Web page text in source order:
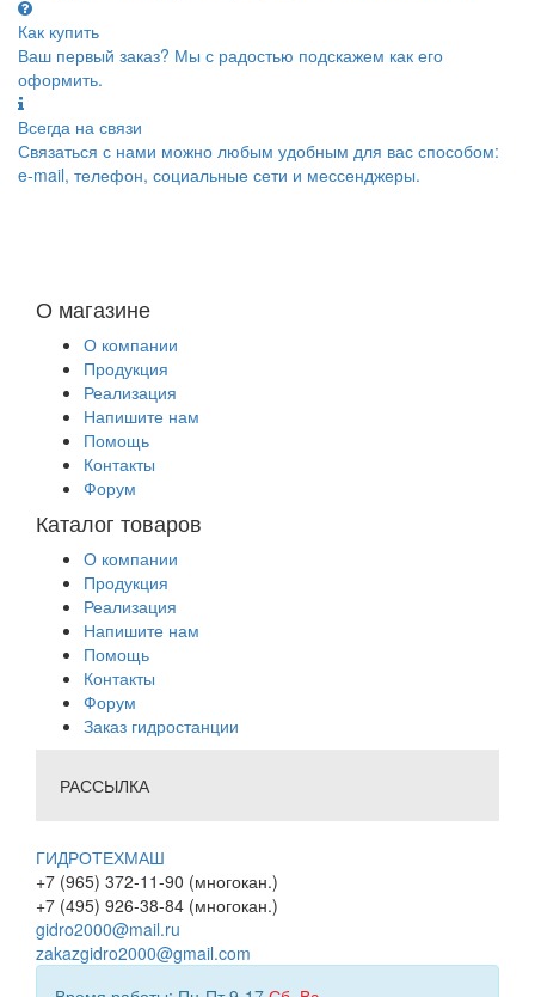
Как купить
Ваш первый заказ? Мы с радостью подскажем как его
оформить.
Всегда на связи
Связаться с нами можно любым удобным для вас способом:
e-mail, телефон, социальные сети и мессенджеры.
О магазине
О компании
Продукция
Реализация
Напишите нам
Помощь
Контакты
Форум
Каталог товаров
О компании
Продукция
Реализация
Напишите нам
Помощь
Контакты
Форум
Заказ гидростанции
РАССЫЛКА
ГИДРОТЕХМАШ
+7 (965) 372-11-90 (многокан.)
+7 (495) 926-38-84 (многокан.)
gidro2000@mail.ru
zakazgidro2000@gmail.com